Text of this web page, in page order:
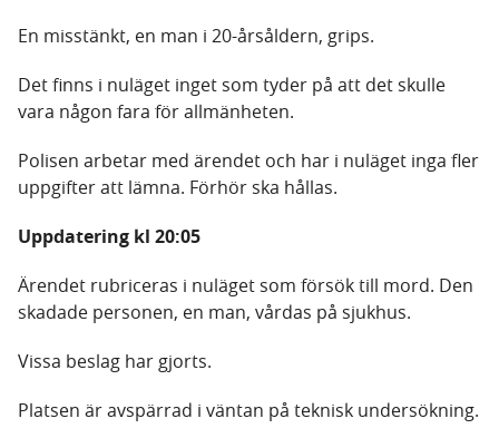
En misstänkt, en man i 20-årsåldern, grips.
Det finns i nuläget inget som tyder på att det skulle
vara någon fara för allmänheten.
Polisen arbetar med ärendet och har i nuläget inga fler
uppgifter att lämna. Förhör ska hållas.
Uppdatering kl 20:05
Ärendet rubriceras i nuläget som försök till mord. Den
skadade personen, en man, vårdas på sjukhus.
Vissa beslag har gjorts.
Platsen är avspärrad i väntan på teknisk undersökning.